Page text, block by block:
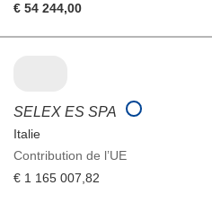
€ 54 244,00
SELEX ES SPA
Italie
Contribution de l’UE
€ 1 165 007,82